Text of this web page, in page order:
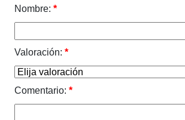
Nombre: *
Valoración: *
Comentario: *